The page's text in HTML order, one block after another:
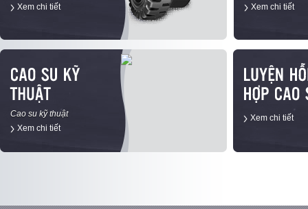
Xem chi tiết
Xem chi tiết
Cao su kỹ thuật
Xem chi tiết
Xem chi tiết